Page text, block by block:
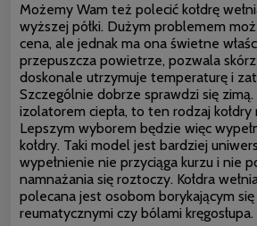
Możemy Wam też polecić kołdrę
wyższej półki. Dużym problemem
cena, ale jednak ma ona świetne
przepuszcza powietrze, pozwala
doskonale utrzymuje temperaturę i
Szczególnie dobrze sprawdzi się
izolatorem ciepła, to ten rodzaj kołdry
Lepszym wyborem będzie więc
kołdry. Taki model jest bardziej
wypełnienie nie przyciąga kurzu i nie
namnażania się roztoczy. Kołdra
polecana jest osobom borykającym
reumatycznymi czy bólami kręgosłupa.